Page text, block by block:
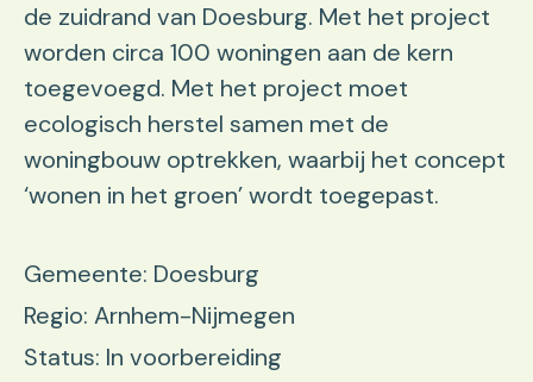
de zuidrand van Doesburg. Met het project
worden circa 100 woningen aan de kern
toegevoegd. Met het project moet
ecologisch herstel samen met de
woningbouw optrekken, waarbij het concept
‘wonen in het groen’ wordt toegepast.
Gemeente: Doesburg
Regio: Arnhem-Nijmegen
Status: In voorbereiding